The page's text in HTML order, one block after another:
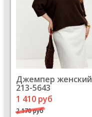
Джемпер женский
213-5643
1 410 руб
2 170 руб